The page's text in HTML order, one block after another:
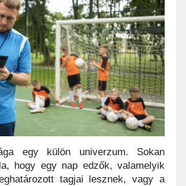
egy külön univerzum. Sokan
hogy egy nap edzők, valamelyik
tagjai lesznek, vagy a